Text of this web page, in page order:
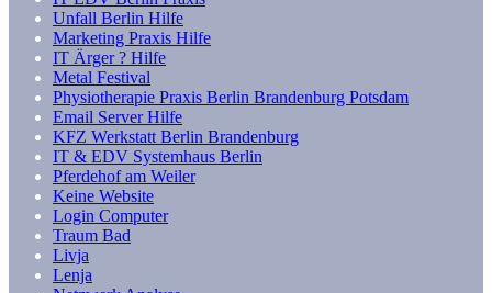
Unfall Berlin Hilfe
Marketing Praxis Hilfe
IT Ärger ? Hilfe
Metal Festival
Physiotherapie Praxis Berlin Brandenburg Potsdam
Email Server Hilfe
KFZ Werkstatt Berlin Brandenburg
IT & EDV Systemhaus Berlin
Pferdehof am Weiler
Keine Website
Login Computer
Traum Bad
Livja
Lenja